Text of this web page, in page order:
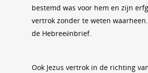
bestemd was voor hem en zijn
vertrok zonder te weten
de Hebreeënbrief.
Ook Jezus vertrok in de richting